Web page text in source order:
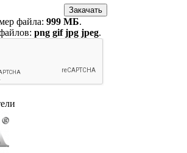
файла: 999 МБ.
png gif jpg jpeg.